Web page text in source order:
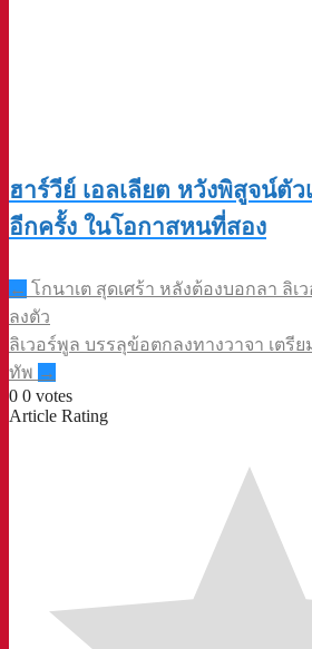
ฮาร์วีย์ เอลเลียต หวังพิสูจน์ตัว
อีกครั้ง ในโอกาสหนที่สอง
Post
navigation
← โกนาเต สุดเศร้า หลังต้องบอกลา ลิ
ลงตัว
ลิเวอร์พูล บรรลุข้อตกลงทางวาจา เตรี
ทัพ →
0 0 votes
Article Rating